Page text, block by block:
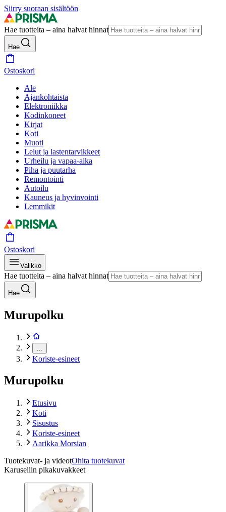
Siirry suoraan sisältöön
Hae tuotteita – aina halvat hinnat
Hae
Ostoskori
Ale
Ajankohtaista
Elektroniikka
Kodinkoneet
Kirjat
Koti
Muoti
Lelut ja lastentarvikkeet
Urheilu ja vapaa-aika
Piha ja puutarha
Remontointi
Autoilu
Kauneus ja hyvinvointi
Lemmikit
Ostoskori
Valikko
Hae tuotteita – aina halvat hinnat
Hae
Murupolku
Koriste-esineet
Murupolku
Etusivu
Koti
Sisustus
Koriste-esineet
Aarikka Morsian
Tuotekuvat- ja videotOhita tuotekuvat
Karusellin pikakuvakkeet